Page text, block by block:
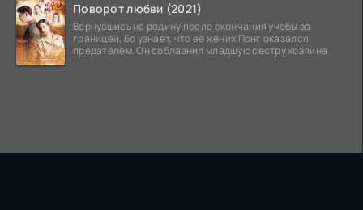
Поворот любви (2021)
Вернувшись на родину после окончания учебы за
границей, Бо узнает, что её жених Понг оказался
предателем. Он соблазнил младшую сестру хозяина